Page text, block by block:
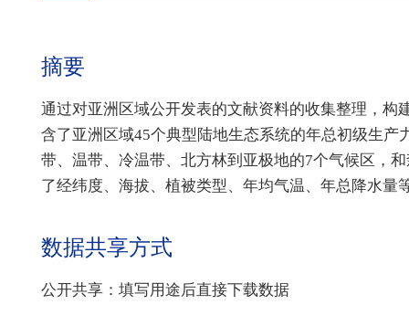
摘要
通过对亚洲区域公开发表的文献资料的收集整理，
含了亚洲区域45个典型陆地生态系统的年总初级生
带、温带、冷温带、北方林到亚极地的7个气候区，
了经纬度、海拔、植被类型、年均气温、年总降水量
数据共享方式
公开共享：填写用途后直接下载数据